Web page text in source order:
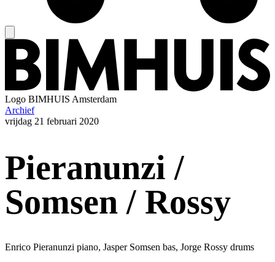
Logo BIMHUIS Amsterdam
Archief
vrijdag 21 februari 2020
Pieranunzi /
Somsen / Rossy
Enrico Pieranunzi piano, Jasper Somsen bas, Jorge Rossy drums